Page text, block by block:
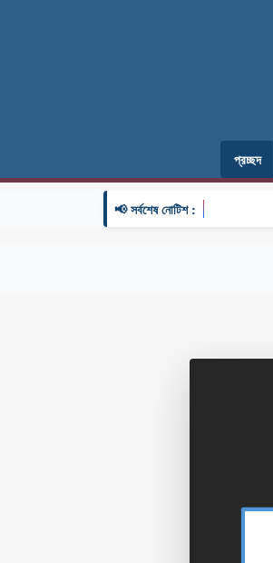
প্রচ্ছদ
📢 সর্বশেষ নোটিশ :